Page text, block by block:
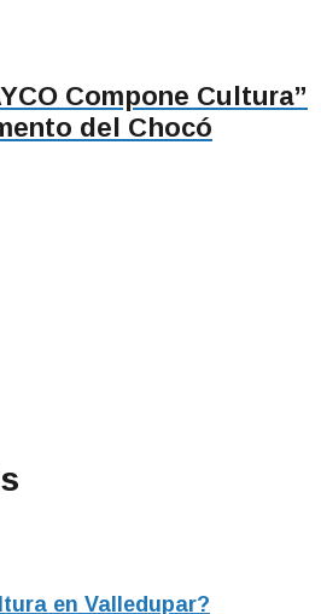
Compone Cultura”
del Chocó
en Valledupar?